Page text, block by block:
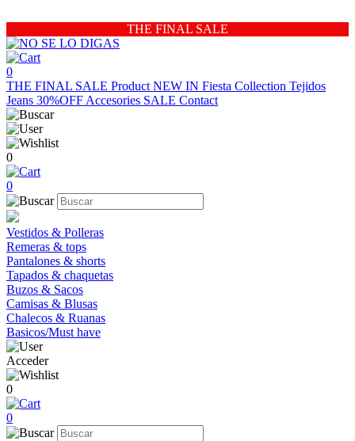
THE FINAL SALE
0
THE FINAL SALE Product NEW IN Fiesta Collection Tejidos
Jeans 30%OFF Accesories SALE Contact
0
0
Vestidos & Polleras
Remeras & tops
Pantalones & shorts
Tapados & chaquetas
Buzos & Sacos
Camisas & Blusas
Chalecos & Ruanas
Basicos/Must have
Acceder
0
0